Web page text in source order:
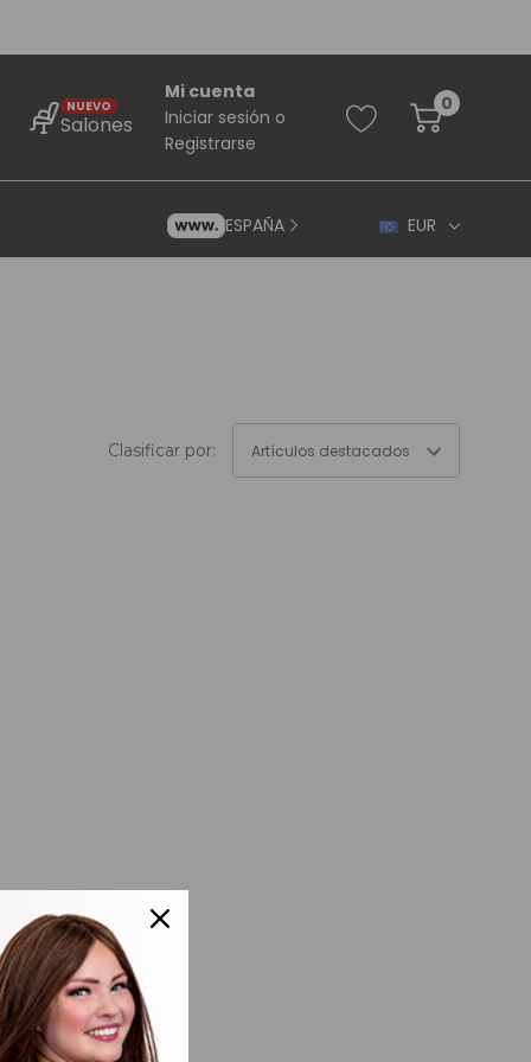
NUEVO
Salones
Mi cuenta
Iniciar sesión o
Registrarse
0
ESPAÑA EUR
Clasificar por: